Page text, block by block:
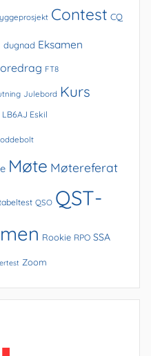
Contest CQ
dugnad Eksamen
FT8
Julebord Kurs
LB6AJ Eskil
Møte Møtereferat
QSO QST-
Rookie RPO SSA
Zoom